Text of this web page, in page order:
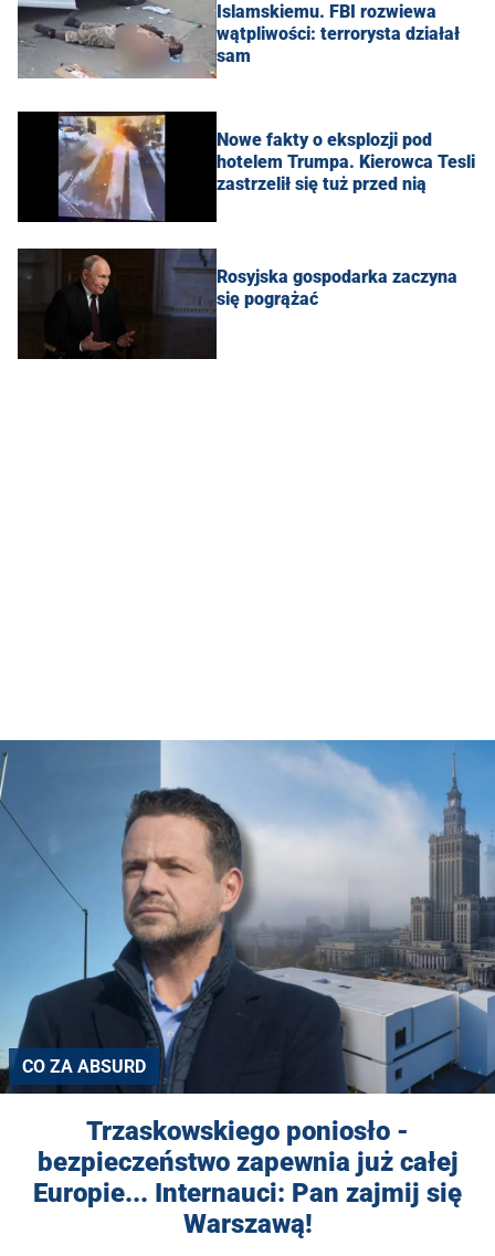
Islamskiemu. FBI rozwiewa
wątpliwości: terrorysta działał
sam
Nowe fakty o eksplozji pod
hotelem Trumpa. Kierowca Tesli
zastrzelił się tuż przed nią
Rosyjska gospodarka zaczyna
się pogrążać
CO ZA ABSURD
Trzaskowskiego poniosło -
bezpieczeństwo zapewnia już całej
Europie... Internauci: Pan zajmij się
Warszawą!